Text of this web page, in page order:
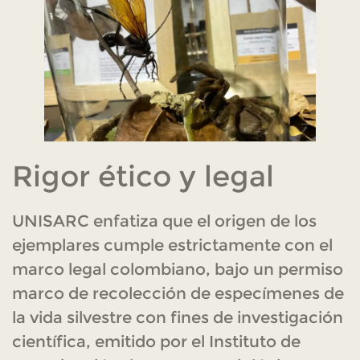
Rigor ético y legal
UNISARC enfatiza que el origen de los
ejemplares cumple estrictamente con el
marco legal colombiano, bajo un permiso
marco de recolección de especímenes de
la vida silvestre con fines de investigación
científica, emitido por el Instituto de